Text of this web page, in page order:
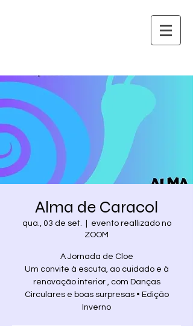
Alma de Caracol
qua., 03 de set.
evento reallizado no
ZOOM
A Jornada de Cloe
Um convite à escuta, ao cuidado e à
renovação interior , com Danças
Circulares e boas surpresas • Edição
Inverno